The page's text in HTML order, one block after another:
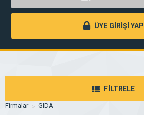
ÜYE GİRİŞİ YAP
FİLTRELE
Firmalar GIDA